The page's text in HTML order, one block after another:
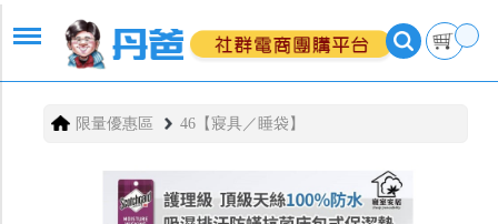
限量優惠區 46【寢具／睡袋】